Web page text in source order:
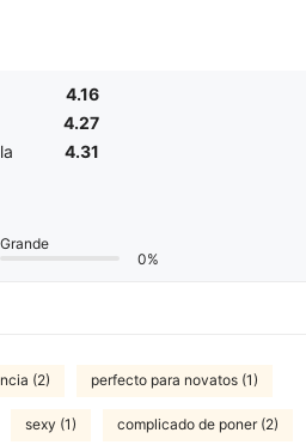
4.16
4.27
4.31
Grande
0%
(2) perfecto para novatos (1)
sexy (1) complicado de poner (2)